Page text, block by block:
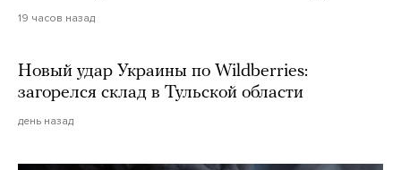
19 часов назад
Новый удар Украины по Wildberries:
загорелся склад в Тульской области
день назад